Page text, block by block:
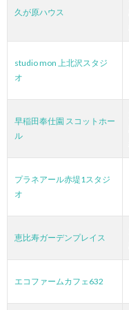
久が原ハウス
studio mon 上北沢スタジ
オ
早稲田奉仕園 スコットホー
ル
プラネアール赤堤1スタジ
オ
恵比寿ガーデンプレイス
エコファームカフェ632